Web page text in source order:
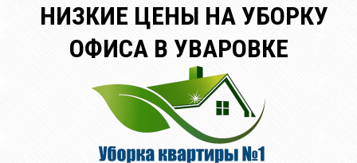
НИЗКИЕ ЦЕНЫ НА УБОРКУ
ОФИСА В УВАРОВКЕ